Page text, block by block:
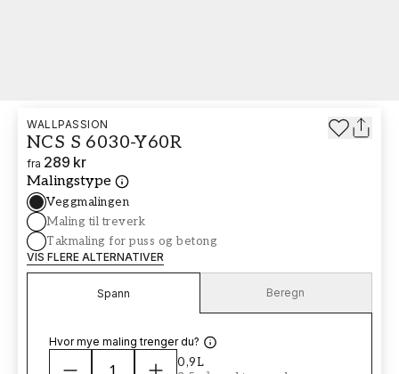
WALLPASSION
NCS S 6030-Y60R
fra 289 kr
Malingstype
Veggmalingen
Maling til treverk
Takmaling for puss og betong
VIS FLERE ALTERNATIVER
Spann Beregn
Hvor mye maling trenger du?
0,9L